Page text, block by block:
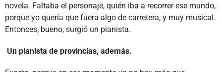
novela. Faltaba el personaje, quién iba a recorrer ese mundo,
porque yo quería que fuera algo de carretera, y muy musical.
Entonces, bueno, surgió un pianista.
Un pianista de provincias, además.